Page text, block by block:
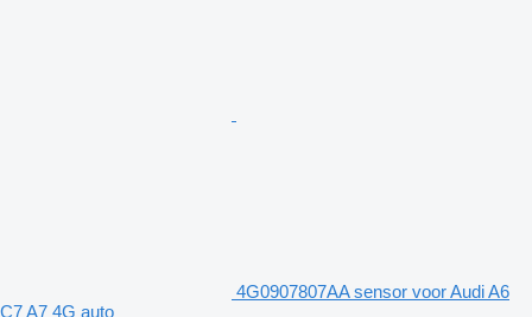
4G0907807AA sensor voor Audi A6
C7 A7 4G auto